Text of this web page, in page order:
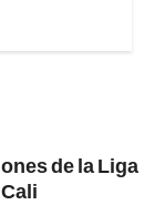
de la Liga